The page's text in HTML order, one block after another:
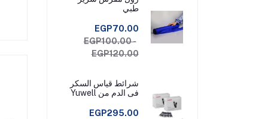
طبي
EGP70.00
EGP100.00 -
EGP120.00
شرائط قياس السكر
فى الدم من Yuwell
شريط قياس
EGP295.00